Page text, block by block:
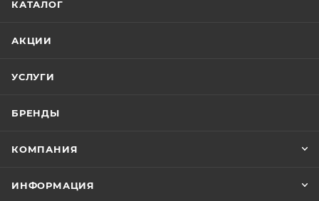
КАТАЛОГ
АКЦИИ
УСЛУГИ
БРЕНДЫ
КОМПАНИЯ
ИНФОРМАЦИЯ